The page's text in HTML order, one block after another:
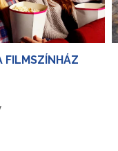
FILMSZÍNHÁZ